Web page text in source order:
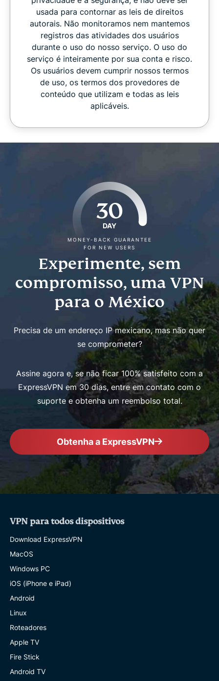
usada para contornar as leis de direitos
autorais. Não monitoramos nem mantemos
registros das atividades dos usuários
durante o uso do nosso serviço. O uso do
serviço é inteiramente por sua conta e risco.
Os usuários devem cumprir nossos termos
de uso, os termos dos provedores de
conteúdo que utilizam e todas as leis
aplicáveis.
30
DAY
MONEY-BACK GUARANTEE
FOR NEW USERS
Experimente, sem
compromisso, uma VPN
para o México
Precisa de um endereço IP mexicano, mas não quer
se comprometer?
Assine agora e, se não ficar 100% satisfeito com a
ExpressVPN em 30 dias, entre em contato com o
suporte e obtenha um reembolso total.
Obtenha a ExpressVPN
VPN para todos dispositivos
Download ExpressVPN
MacOS
Windows PC
iOS (iPhone e iPad)
Android
Linux
Roteadores
Apple TV
Fire Stick
Android TV